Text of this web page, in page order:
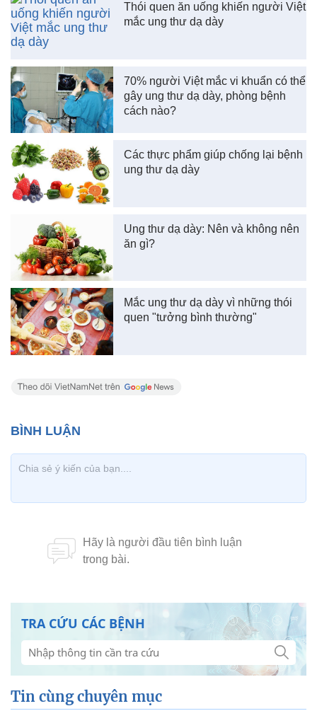
Thói quen ăn uống khiến người Việt
mắc ung thư dạ dày
70% người Việt mắc vi khuẩn có thể
gây ung thư dạ dày, phòng bệnh
cách nào?
Các thực phẩm giúp chống lại bệnh
ung thư dạ dày
Ung thư dạ dày: Nên và không nên
ăn gì?
Mắc ung thư dạ dày vì những thói
quen "tưởng bình thường"
TRA CỨU CÁC BỆNH
Tin cùng chuyên mục